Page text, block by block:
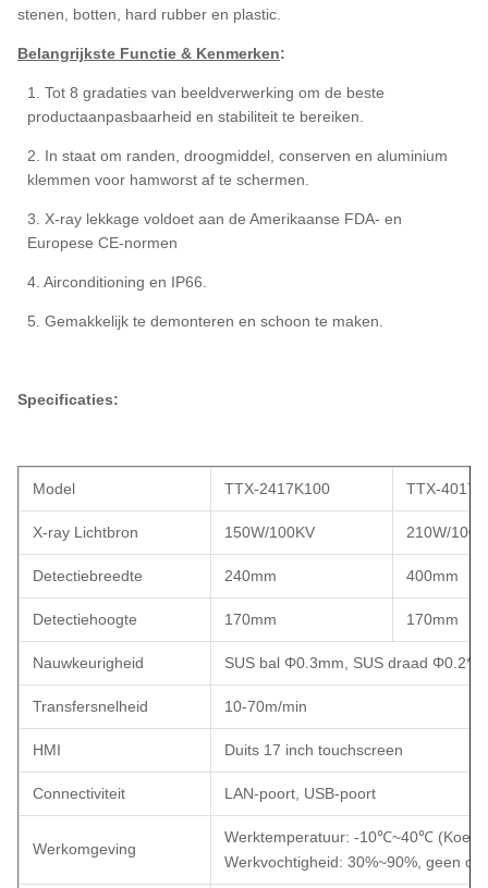
stenen, botten, hard rubber en plastic.
Belangrijkste Functie & Kenmerken:
1. Tot 8 gradaties van beeldverwerking om de beste
productaanpasbaarheid en stabiliteit te bereiken.
2. In staat om randen, droogmiddel, conserven en aluminium
klemmen voor hamworst af te schermen.
3. X-ray lekkage voldoet aan de Amerikaanse FDA- en
Europese CE-normen
4. Airconditioning en IP66.
5. Gemakkelijk te demonteren en schoon te maken.
Specificaties:
Model TTX-2417K100 TTX-
X-ray Lichtbron 150W/100KV 210W/
Detectiebreedte 240mm 400mm
Detectiehoogte 170mm 170mm
Nauwkeurigheid SUS bal Φ0.3mm, SUS draad
Transfersnelheid 10-70m/min
HMI Duits 17 inch touchscreen
Connectiviteit LAN-poort, USB-poort
Werkomgeving
Werktemperatuur: -10℃~40℃
Werkvochtigheid: 30%~90%, geen